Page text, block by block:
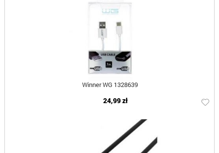
Winner WG 1328639
24,99 zł